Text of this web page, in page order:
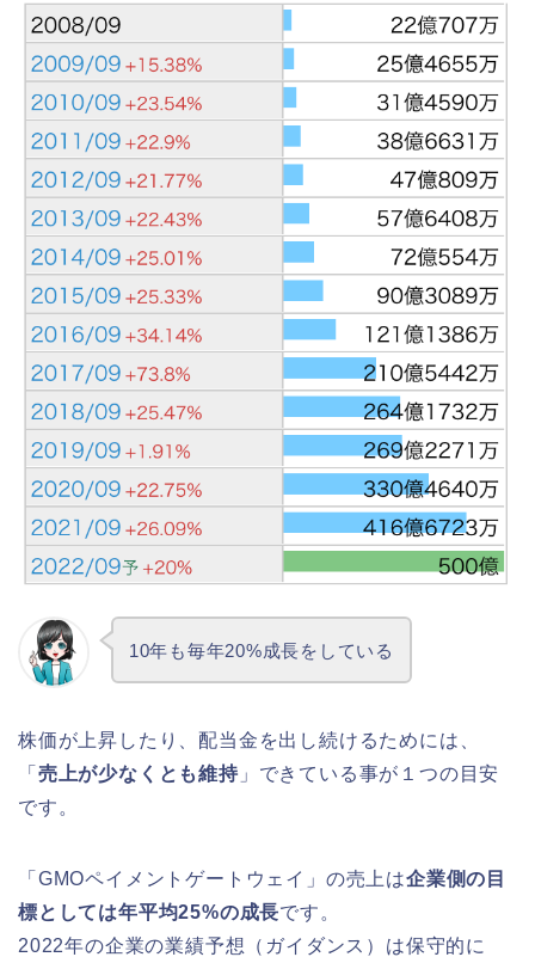
10年も毎年20%成長をしている
株価が上昇したり、配当金を出し続けるためには、
「 売上が少なくとも維持」できている事が１つの目安
です。
「GMOペイメントゲートウェイ」の売上は企業側の目
標としては年平均25%の成長です。
2022年の企業の業績予想（ガイダンス）は保守的に